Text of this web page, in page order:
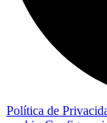
Política de